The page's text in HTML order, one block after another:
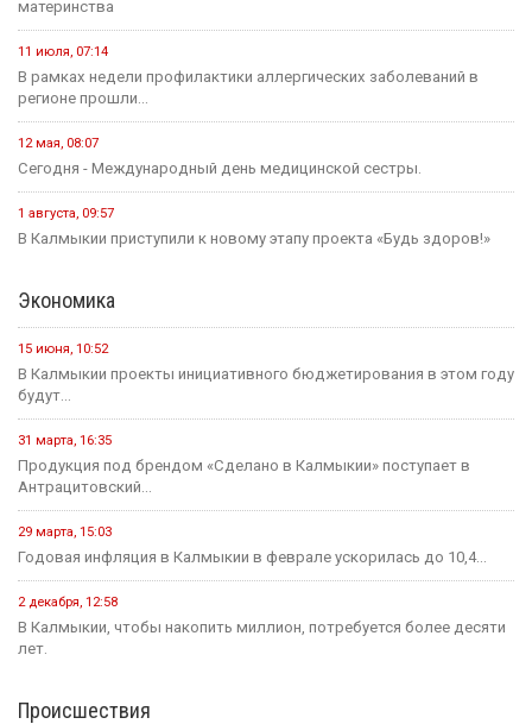
материнства
11 июля, 07:14
В рамках недели профилактики аллергических заболеваний в
регионе прошли...
12 мая, 08:07
Сегодня - Международный день медицинской сестры.
1 августа, 09:57
В Калмыкии приступили к новому этапу проекта «Будь здоров!»
Экономика
15 июня, 10:52
В Калмыкии проекты инициативного бюджетирования в этом году
будут...
31 марта, 16:35
Продукция под брендом «Сделано в Калмыкии» поступает в
Антрацитовский...
29 марта, 15:03
Годовая инфляция в Калмыкии в феврале ускорилась до 10,4...
2 декабря, 12:58
В Калмыкии, чтобы накопить миллион, потребуется более десяти
лет.
Происшествия